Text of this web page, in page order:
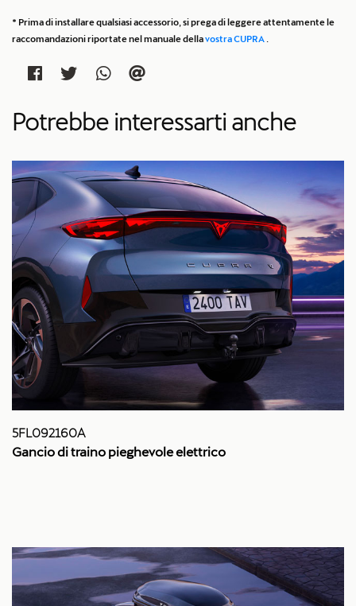
* Prima di installare qualsiasi accessorio, si prega di leggere attentamente le
raccomandazioni riportate nel manuale dellavostra CUPRA
Potrebbe interessarti anche
5FL092160A
Gancio di traino pieghevole elettrico